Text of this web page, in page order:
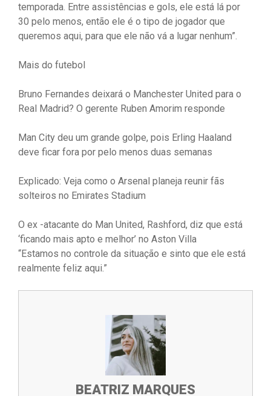
temporada. Entre assistências e gols, ele está lá por
30 pelo menos, então ele é o tipo de jogador que
queremos aqui, para que ele não vá a lugar nenhum”.
Mais do futebol
Bruno Fernandes deixará o Manchester United para o
Real Madrid? O gerente Ruben Amorim responde
Man City deu um grande golpe, pois Erling Haaland
deve ficar fora por pelo menos duas semanas
Explicado: Veja como o Arsenal planeja reunir fãs
solteiros no Emirates Stadium
O ex -atacante do Man United, Rashford, diz que está
‘ficando mais apto e melhor’ no Aston Villa
“Estamos no controle da situação e sinto que ele está
realmente feliz aqui.”
BEATRIZ MARQUES